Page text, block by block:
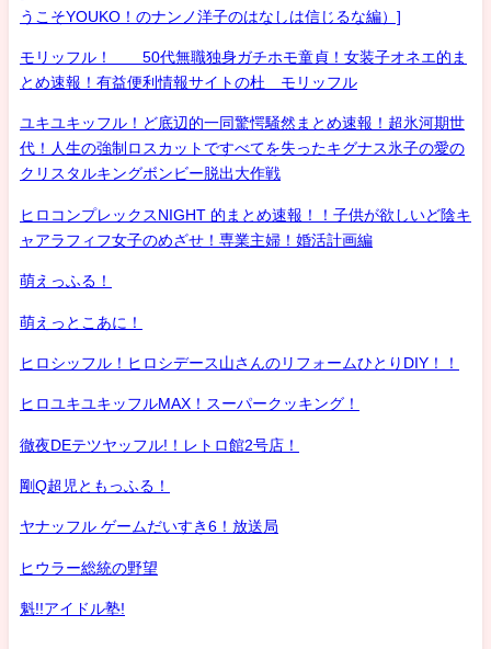
うこそYOUKO！のナンノ洋子のはなしは信じるな編）]
モリッフル！ 50代無職独身ガチホモ童貞！女装子オネエ的ま
とめ速報！有益便利情報サイトの杜 モリッフル
ユキユキッフル！ど底辺的一同驚愕騒然まとめ速報！超氷河期世
代！人生の強制ロスカットですべてを失ったキグナス氷子の愛の
クリスタルキングボンビー脱出大作戦
ヒロコンプレックスNIGHT 的まとめ速報！！子供が欲しいど陰キ
ャアラフィフ女子のめざせ！専業主婦！婚活計画編
萌えっふる！
萌えっとこあに！
ヒロシッフル！ヒロシデース山さんのリフォームひとりDIY！！
ヒロユキユキッフルMAX！スーパークッキング！
徹夜DEテツヤッフル!！レトロ館2号店！
剛Q超児ともっふる！
ヤナッフル ゲームだいすき6！放送局
ヒウラー総統の野望
魁!!アイドル塾!